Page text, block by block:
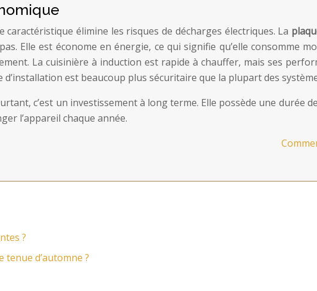
élimine les risques de décharges électriques. La
Elle est économe en énergie, ce qui signifie qu’elle consomme
La cuisinière à induction est rapide à chauffer, mais ses
est beaucoup plus sécuritaire que la plupart des
c’est un investissement à long terme. Elle possède une durée
l’appareil chaque année.
?
d’automne ?